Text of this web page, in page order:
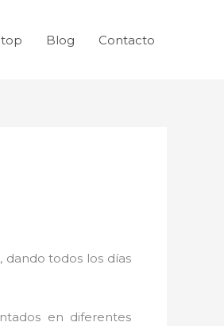
Blog Contacto
todos los días
en diferentes